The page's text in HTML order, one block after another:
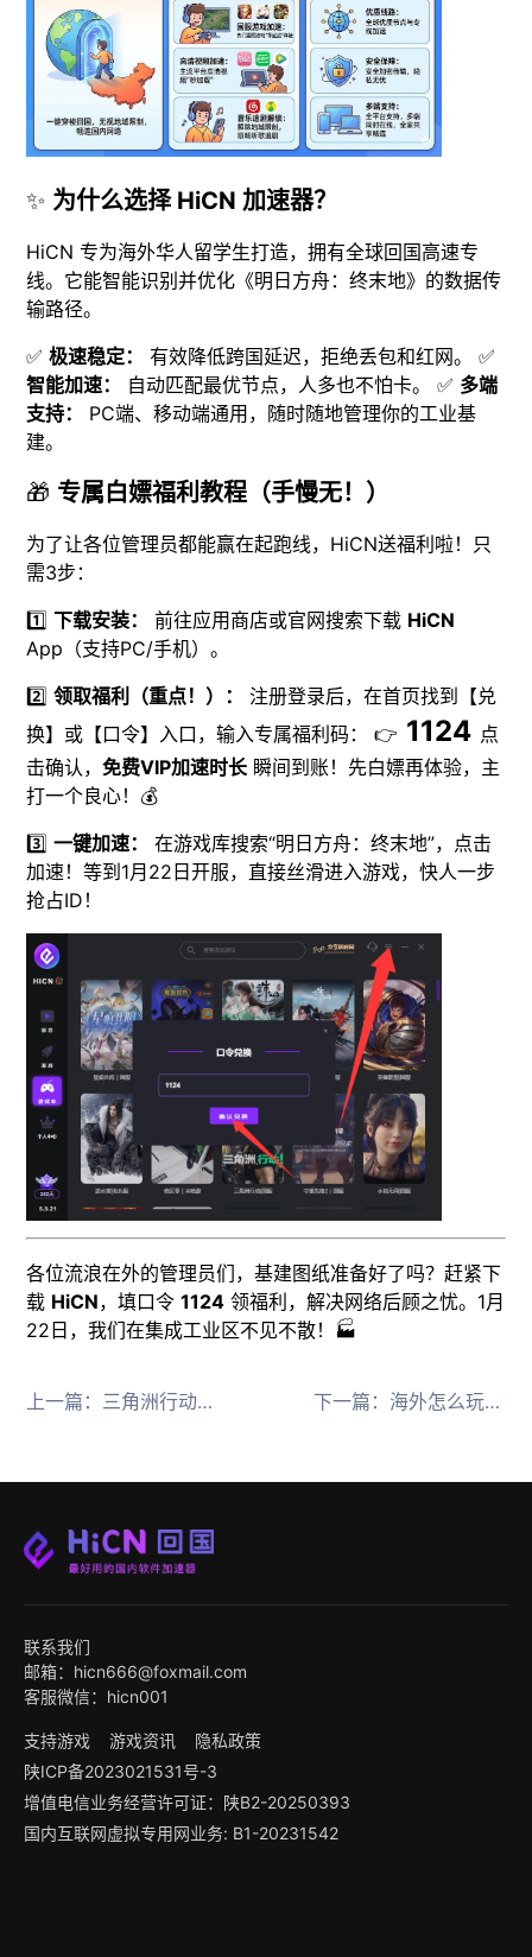
✨ 为什么选择 HiCN 加速器？
HiCN 专为海外华人留学生打造，拥有全球回国高速专
线。它能智能识别并优化《明日方舟：终末地》的数据传
输路径。
✅极速稳定：
有效降低跨国延迟，拒绝丢包和红网。 ✅
智能加速：
自动匹配最优节点，人多也不怕卡。 ✅ 多端
支持：
PC端、移动端通用，随时随地管理你的工业基
建。
🎁 专属白嫖福利教程（手慢无！）
为了让各位管理员都能赢在起跑线，HiCN送福利啦！只
需3步：
1️⃣下载安装： 前往应用商店或官网搜索下载 HiCN
App（支持PC/手机）。
2️⃣领取福利（重点！）：
注册登录后，在首页找到【兑
换】或【口令】入口，输入专属福利码： 👉 1124 点
击确认，免费VIP加速时长瞬间到账！先白嫖再体验，主
打一个良心！💰
3️⃣一键加速：
在游戏库搜索“明日方舟：终末地”，点击
加速！等到1月22日开服，直接丝滑进入游戏，快人一步
抢占ID！
各位流浪在外的管理员们，基建图纸准备好了吗？赶紧下
载 HiCN，填口令1124 领福利，解决网络后顾之忧。1月
22日，我们在集成工业区不见不散！🏭
上一篇： 三角洲行动S8定档！新干员蝶预告，海外澳洲玩国服三角洲行动卡顿怎么办？ 下一篇： 海外怎么玩炉石传说国服？用什么回国加速器延迟低？
联系我们
邮箱：hicn666@foxmail.com
客服微信：hicn001
支持游戏 游戏资讯
隐私政策
陕ICP备2023021531号-3
增值电信业务经营许可证：陕B2-20250393
国内互联网虚拟专用网业务: B1-20231542